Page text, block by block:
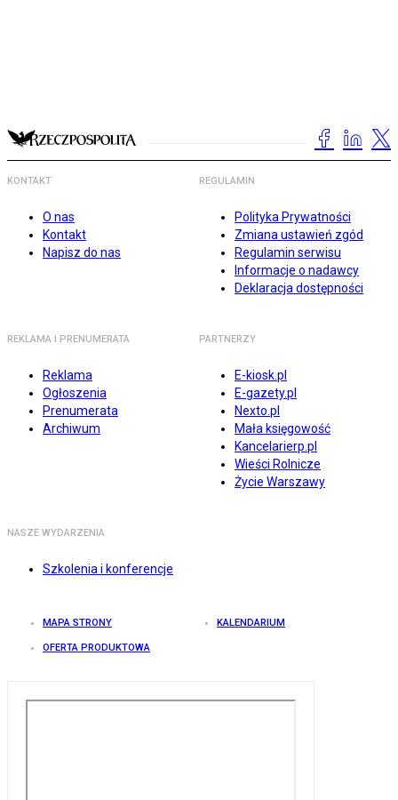
KONTAKT
O nas
Kontakt
Napisz do nas
REGULAMIN
Polityka Prywatności
Zmiana ustawień zgód
Regulamin serwisu
Informacje o nadawcy
Deklaracja dostępności
REKLAMA I PRENUMERATA
Reklama
Ogłoszenia
Prenumerata
Archiwum
PARTNERZY
E-kiosk.pl
E-gazety.pl
Nexto.pl
Mała księgowość
Kancelarierp.pl
Wieści Rolnicze
Życie Warszawy
NASZE WYDARZENIA
Szkolenia i konferencje
MAPA STRONY KALENDARIUM
OFERTA PRODUKTOWA